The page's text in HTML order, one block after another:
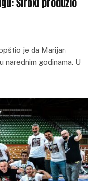
je da Marijan
narednim godinama. U